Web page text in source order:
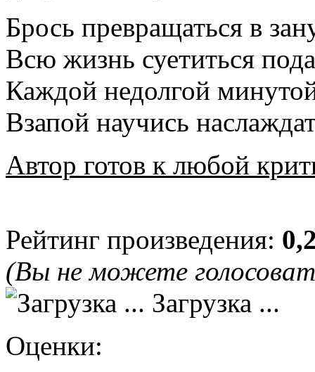
Брось превращаться в
Всю жизнь суетиться
Каждой недолгой
Взапой научись
Автор готов к любой
Рейтинг произведения:
(Вы не можете
Загрузка ...
Оценки: